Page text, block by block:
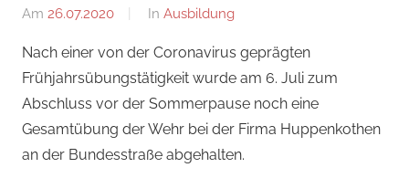
Am 26.07.2020
Von
In Ausbildung
Nach einer von der Coronavirus geprägten
Frühjahrsübungstätigkeit wurde am 6. Juli zum
Abschluss vor der Sommerpause noch eine
Gesamtübung der Wehr bei der Firma Huppenkothen
an der Bundesstraße abgehalten.